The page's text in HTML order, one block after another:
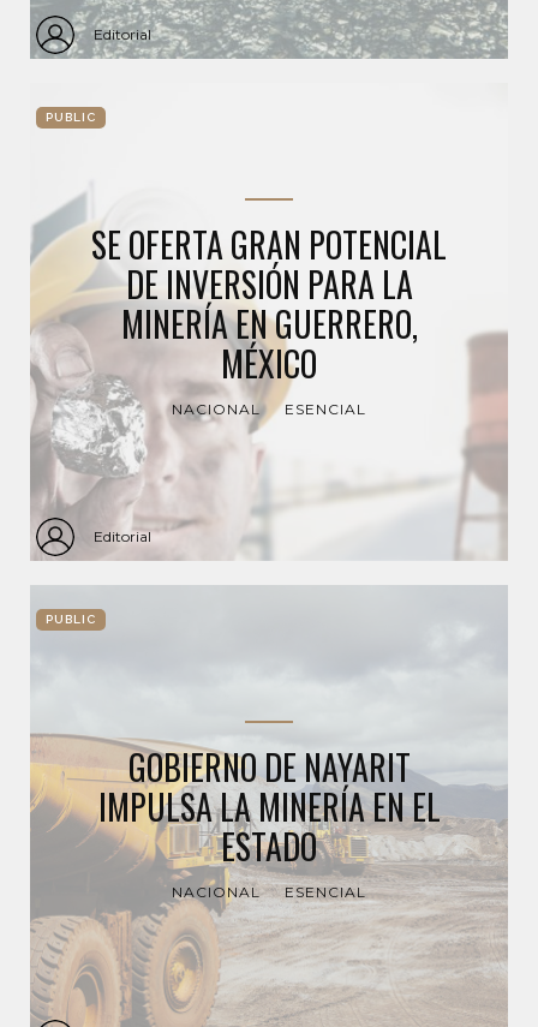
Editorial
PUBLIC
SE OFERTA GRAN POTENCIAL
DE INVERSIÓN PARA LA
MINERÍA EN GUERRERO,
MÉXICO
NACIONAL ESENCIAL
Editorial
PUBLIC
GOBIERNO DE NAYARIT
IMPULSA LA MINERÍA EN EL
ESTADO
NACIONAL ESENCIAL